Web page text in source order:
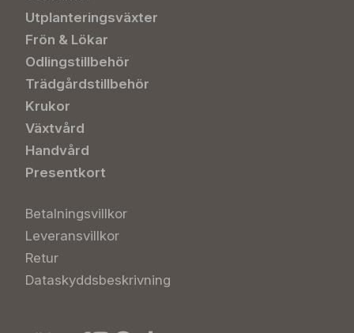
Utplanteringsväxter
Frön & Lökar
Odlingstillbehör
Trädgårdstillbehör
Krukor
Växtvård
Handvård
Presentkort
Betalningsvillkor
Leveransvillkor
Retur
Dataskyddsbeskrivning